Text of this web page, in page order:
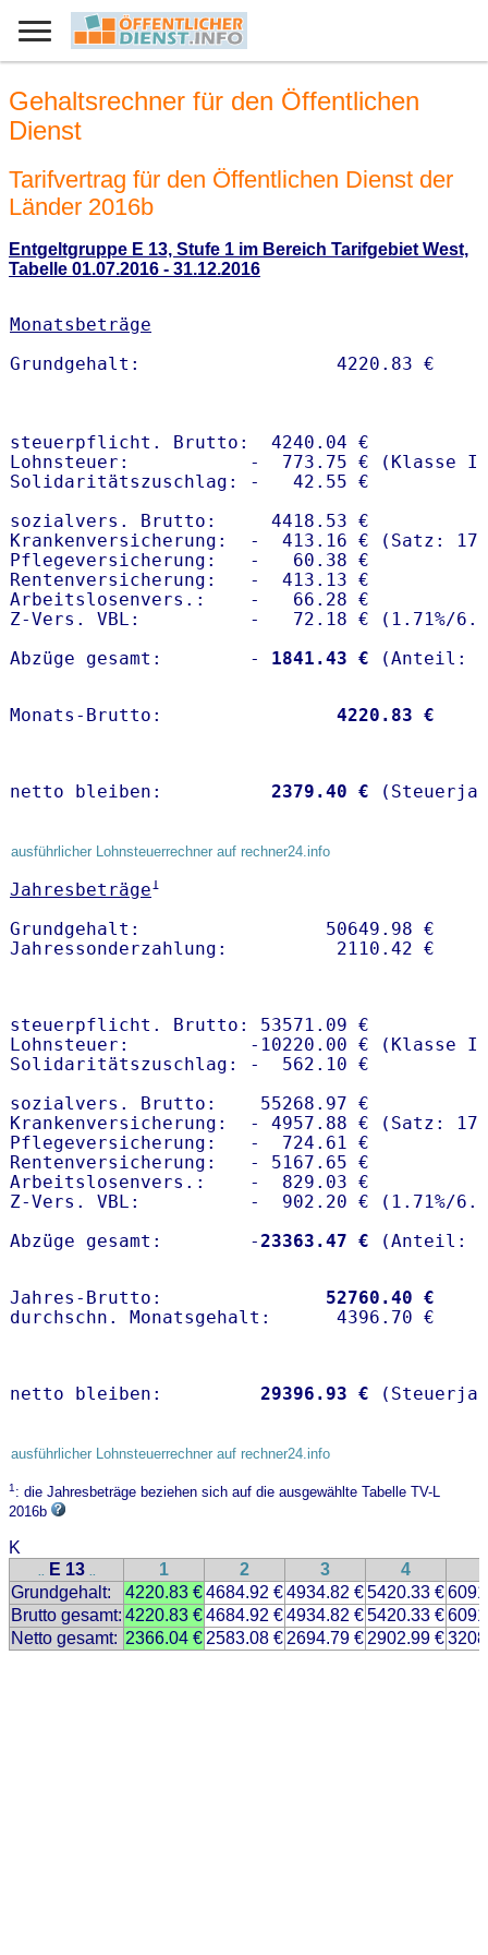
Gehaltsrechner für den Öffentlichen
Dienst
Tarifvertrag für den Öffentlichen Dienst der
Länder 2016b
Entgeltgruppe E 13, Stufe 1 im Bereich Tarifgebiet West,
Tabelle 01.07.2016 - 31.12.2016
Monatsbeträge
steuerpflicht. Brutto:  4240.04 €
Lohnsteuer:           -  773.75 € (Klasse I)
Solidaritätszuschlag: -   42.55 €
sozialvers. Brutto:     4418.53 €
Krankenversicherung:  -  413.16 € (Satz:
Pflegeversicherung:   -   60.38 €
Rentenversicherung:   -  413.13 €
Arbeitslosenvers.:    -   66.28 €
Z-Vers. VBL:          -   72.18 € ( 1.71%/
Abzüge gesamt:        -
1841.43 €
Monats-Brutto: 4220.83 €
netto bleiben: 2379.40 €
ausführlicher Lohnsteuerrechner auf rechner24.info
Jahresbeträge1
Grundgehalt:                 50649.98 €
steuerpflicht. Brutto: 53571.09 €
Lohnsteuer:           -10220.00 € (Klasse I)
Solidaritätszuschlag: -  562.10 €
sozialvers. Brutto:    55268.97 €
Krankenversicherung:  - 4957.88 € (Satz:
Pflegeversicherung:   -  724.61 €
Rentenversicherung:   - 5167.65 €
Arbeitslosenvers.:    -  829.03 €
Z-Vers. VBL:          -  902.20 € ( 1.71%/
Abzüge gesamt:        -23363.47 €
Jahres-Brutto: 52760.40 €
netto bleiben: 29396.93 €
ausführlicher Lohnsteuerrechner auf rechner24.info
1: die Jahresbeträge beziehen sich auf die ausgewählte Tabelle TV-L
2016b
K
.. E 13 .. 1 2 3 4
Grundgehalt:
4220.83 €4684.92 €4934.82 €5420.33 €
Brutto gesamt: 4220.83 €4684.92 €4934.82 €5420.33 €
Netto gesamt: 2366.04 € 2583.08 € 2694.79 € 2902.99 €